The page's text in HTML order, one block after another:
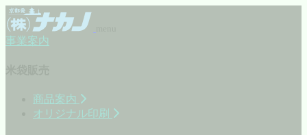
事業案内
商品案内
オリジナル印刷